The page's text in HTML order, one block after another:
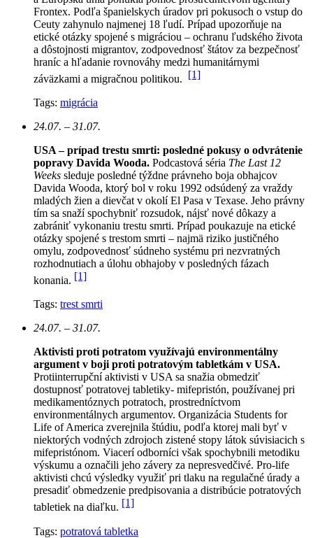
Frontex. Podľa španielskych úradov pri pokusoch o vstup do
Ceuty zahynulo najmenej 18 ľudí. Prípad upozorňuje na
etické otázky spojené s migráciou – ochranu ľudského života
a dôstojnosti migrantov, zodpovednosť štátov za bezpečnosť
hraníc a hľadanie rovnováhy medzi humanitárnymi
záväzkami a migračnou politikou. [1]
Tags: migrácia
24.07. – 31.07.
USA – prípad trestu smrti: posledné pokusy o odvrátenie
popravy Davida Wooda. Podcastová séria The Last 12
Weeks sleduje posledné týždne právneho boja obhajcov
Davida Wooda, ktorý bol v roku 1992 odsúdený za vraždy
mladých žien a dievčat v okolí El Pasa v Texase. Jeho právny
tím sa snaží spochybniť rozsudok, nájsť nové dôkazy a
zabrániť vykonaniu trestu smrti. Prípad poukazuje na etické
otázky spojené s trestom smrti – najmä riziko justičného
omylu, zodpovednosť súdneho systému pri nezvratných
rozhodnutiach a úlohu obhajoby v posledných fázach
konania. [1]
Tags: trest smrti
24.07. – 31.07.
Aktivisti proti potratom využívajú environmentálny
argument v boji proti potratovým tabletkám v USA.
Protiinterrupční aktivisti v USA sa snažia obmedziť
dostupnosť potratovej tabletiky- mifepristón, používanej pri
medikamentóznych potratoch, prostredníctvom
environmentálnych argumentov. Organizácia Students for
Life of America zverejnila štúdiu, podľa ktorej mali byť v
niektorých vodných zdrojoch zistené stopy látok súvisiacich s
mifepristónom. Viacerí odborníci však spochybnili metodiku
výskumu a označili jeho závery za nepresvedčivé. Pro-life
aktivisti chcú výsledky využiť pri tlaku na regulačné úrady a
presadiť obmedzenie predpisovania a distribúcie potratových
tabletiek na diaľku. [1]
Tags: potratová tabletka